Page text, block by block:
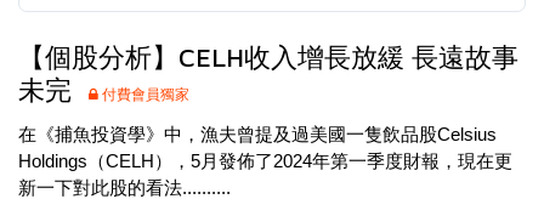
【個股分析】CELH收入增長放緩 長遠故事
未完
付費會員獨家
在《捕魚投資學》中，漁夫曾提及過美國一隻飲品股Celsius
Holdings（CELH），5月發佈了2024年第一季度財報，現在更
新一下對此股的看法..........